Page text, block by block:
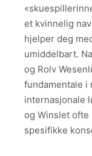
et kvinnelig
hjelper deg
umiddelbart.
og Rolv
fundamentale i
internasjonale
og Winslet
spesifikke